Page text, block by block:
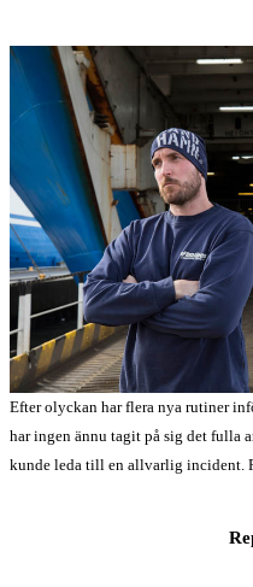
Efter olyckan har flera nya rutiner
har ingen ännu tagit på sig det fulla
kunde leda till en allvarlig incident.